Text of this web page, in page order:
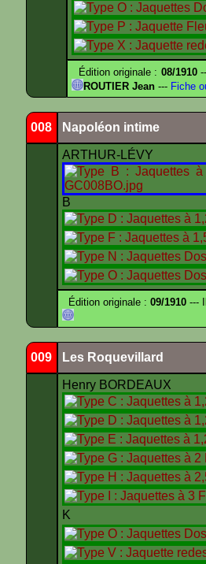
Édition originale : 08/1910
ROUTIER Jean --- Fiche
008 Napoléon intime
ARTHUR-LÉVY
B
Édition originale : 09/1910 ---
009 Les Roquevillard
Henry BORDEAUX